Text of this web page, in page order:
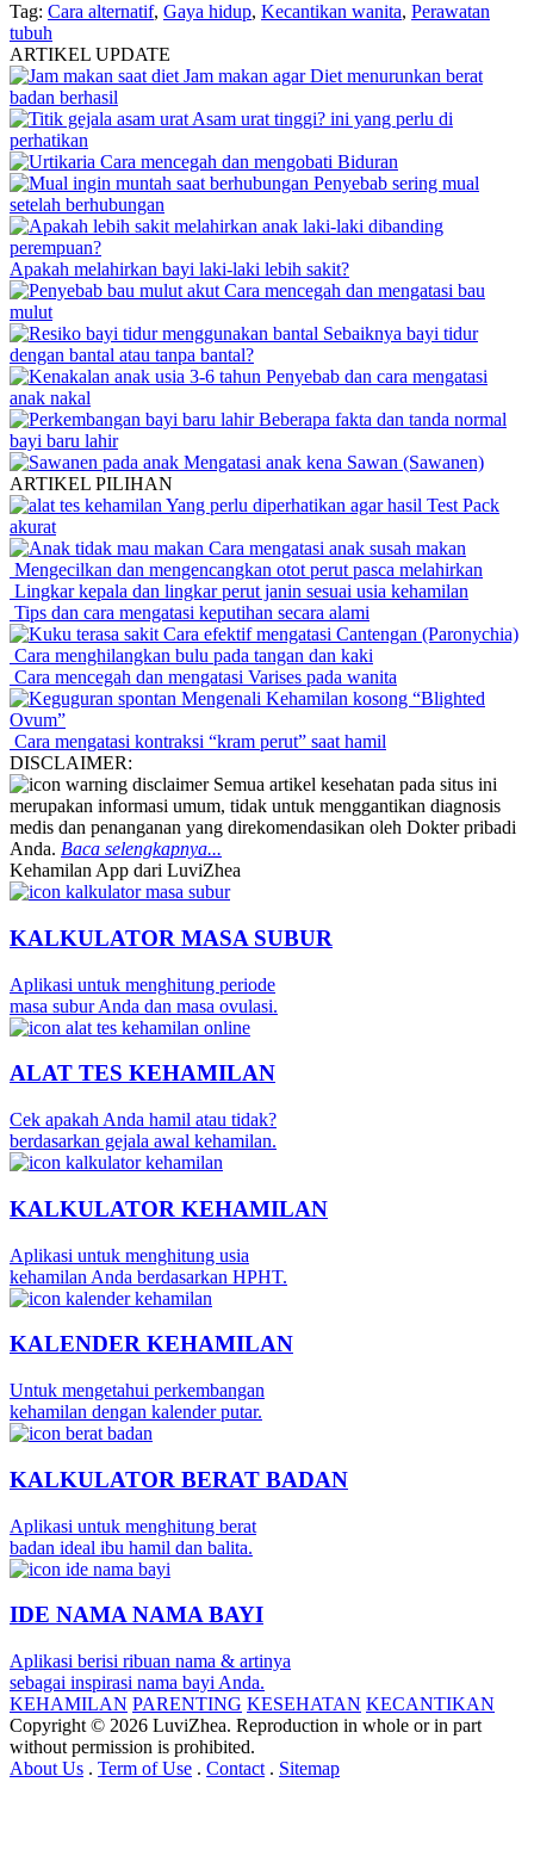
Tag: Cara alternatif, Gaya hidup, Kecantikan wanita, Perawatan
tubuh
ARTIKEL UPDATE
Jam makan agar Diet menurunkan berat
badan berhasil
Asam urat tinggi? ini yang perlu di
perhatikan
Cara mencegah dan mengobati Biduran
Penyebab sering mual
setelah berhubungan
Apakah melahirkan bayi laki-laki lebih sakit?
Cara mencegah dan mengatasi bau
mulut
Sebaiknya bayi tidur
dengan bantal atau tanpa bantal?
Penyebab dan cara mengatasi
anak nakal
Beberapa fakta dan tanda normal
bayi baru lahir
Mengatasi anak kena Sawan (Sawanen)
ARTIKEL PILIHAN
Yang perlu diperhatikan agar hasil Test Pack
akurat
Cara mengatasi anak susah makan
Mengecilkan dan mengencangkan otot perut pasca melahirkan
Lingkar kepala dan lingkar perut janin sesuai usia kehamilan
Tips dan cara mengatasi keputihan secara alami
Cara efektif mengatasi Cantengan (Paronychia)
Cara menghilangkan bulu pada tangan dan kaki
Cara mencegah dan mengatasi Varises pada wanita
Mengenali Kehamilan kosong “Blighted
Ovum”
Cara mengatasi kontraksi “kram perut” saat hamil
DISCLAIMER:
Semua artikel kesehatan pada situs ini
merupakan informasi umum, tidak untuk menggantikan diagnosis
medis dan penanganan yang direkomendasikan oleh Dokter pribadi
Anda. Baca selengkapnya...
Kehamilan App dari LuviZhea
KALKULATOR MASA SUBUR
Aplikasi untuk menghitung periode
masa subur Anda dan masa ovulasi.
ALAT TES KEHAMILAN
Cek apakah Anda hamil atau tidak?
berdasarkan gejala awal kehamilan.
KALKULATOR KEHAMILAN
Aplikasi untuk menghitung usia
kehamilan Anda berdasarkan HPHT.
KALENDER KEHAMILAN
Untuk mengetahui perkembangan
kehamilan dengan kalender putar.
KALKULATOR BERAT BADAN
Aplikasi untuk menghitung berat
badan ideal ibu hamil dan balita.
IDE NAMA NAMA BAYI
Aplikasi berisi ribuan nama & artinya
sebagai inspirasi nama bayi Anda.
KEHAMILAN PARENTING KESEHATAN KECANTIKAN
Copyright © 2026 LuviZhea. Reproduction in whole or in part
without permission is prohibited.
About Us . Term of Use . Contact . Sitemap